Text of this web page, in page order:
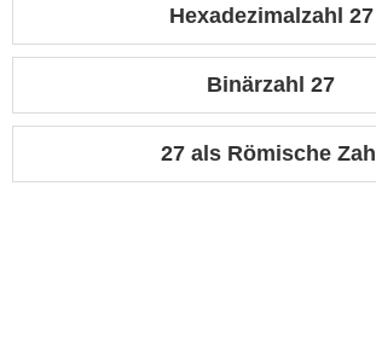
Hexadezimalzahl 27
Binärzahl 27
27 als Römische Zahl